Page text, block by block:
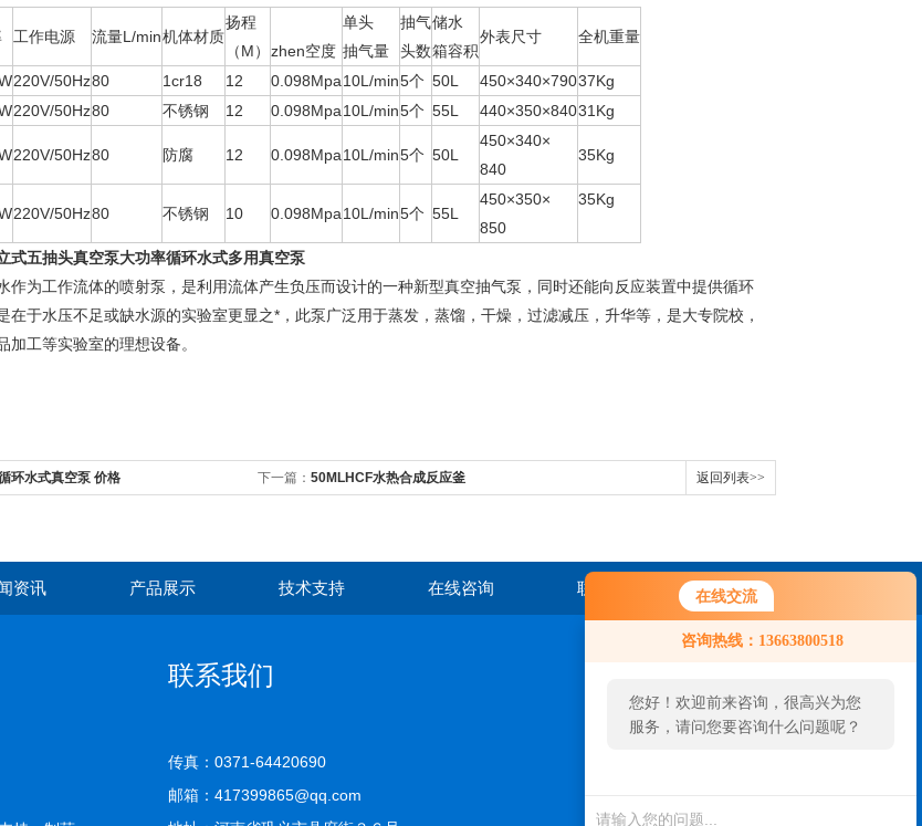
在线交流
咨询热线：13663800518
您好！欢迎前来咨询，很高兴为您
服务，请问您要咨询什么问题呢？
工作电源 流量L/min机体材质
扬程
（M） zhen空度
单头
抽气量
抽气
头数
储水
箱容积
外表尺寸 全机重量
220V/50Hz80 1cr18 12 0.098Mpa10L/min5个 50L 450×340×79037Kg
220V/50Hz80 不锈钢 12 0.098Mpa10L/min5个 55L 440×350×84031Kg
220V/50Hz80 防腐 12 0.098Mpa10L/min5个 50L
450×340×
840
35Kg
220V/50Hz80 不锈钢 10 0.098Mpa10L/min5个 55L
450×350×
850
35Kg
式五抽头真空泵大功率循环水式多用真空泵
作为工作流体的喷射泵，是利用流体产生负压而设计的一种新型真空抽气泵，同时还能向反应装置中提供循环
在于水压不足或缺水源的实验室更显之*，此泵广泛用于蒸发，蒸馏，干燥，过滤减压，升华等，是大专院校，
加工等实验室的理想设备。
环水式真空泵 价格 下一篇： 50MLHCF水热合成反应釜 返回列表>>
资讯 产品展示 技术支持 在线咨询 联系我们
联系我们
传真：0371-64420690
邮箱：417399865@qq.com